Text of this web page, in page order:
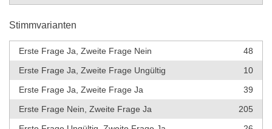
Stimmvarianten
Erste Frage Ja, Zweite Frage Nein
48
Erste Frage Ja, Zweite Frage Ungültig
10
Erste Frage Ja, Zweite Frage Ja
39
Erste Frage Nein, Zweite Frage Ja
205